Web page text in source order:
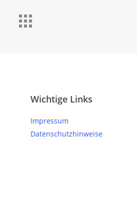
Wichtige Links
Impressum
Datenschutzhinweise